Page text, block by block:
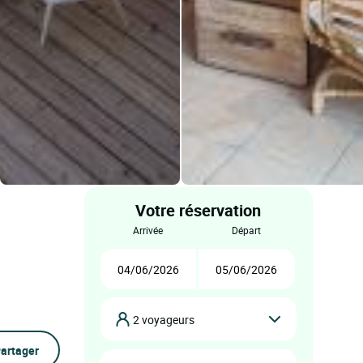
Votre réservation
arrivée départ
2 voyageurs